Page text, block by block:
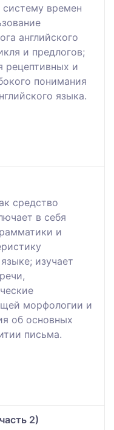
систему времен
английского
и предлогов;
рецептивных и
понимания
языка.
средство
в себя
и
изучает
морфологии и
об основных
письма.
2)